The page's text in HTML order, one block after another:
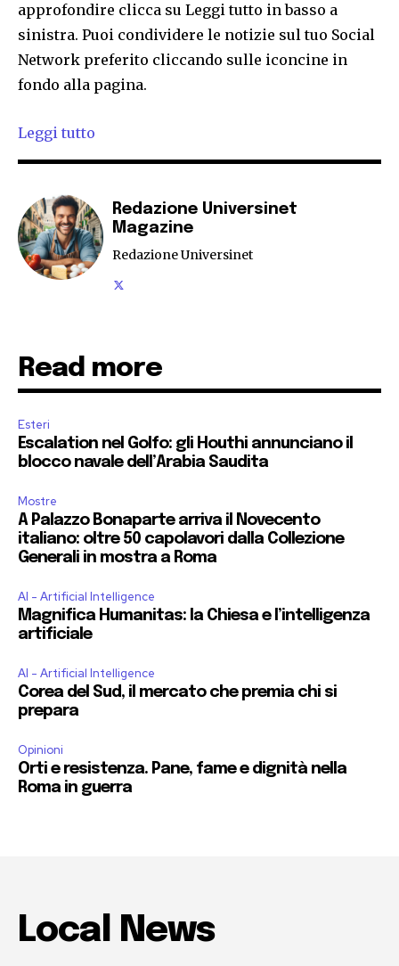
approfondire clicca su Leggi tutto in basso a
sinistra. Puoi condividere le notizie sul tuo Social
Network preferito cliccando sulle iconcine in
fondo alla pagina.
Leggi tutto
Redazione Universinet
Magazine
Redazione Universinet
Read more
Esteri
Escalation nel Golfo: gli Houthi annunciano il
blocco navale dell’Arabia Saudita
Mostre
A Palazzo Bonaparte arriva il Novecento
italiano: oltre 50 capolavori dalla Collezione
Generali in mostra a Roma
AI - Artificial Intelligence
Magnifica Humanitas: la Chiesa e l’intelligenza
artificiale
AI - Artificial Intelligence
Corea del Sud, il mercato che premia chi si
prepara
Opinioni
Orti e resistenza. Pane, fame e dignità nella
Roma in guerra
Local News